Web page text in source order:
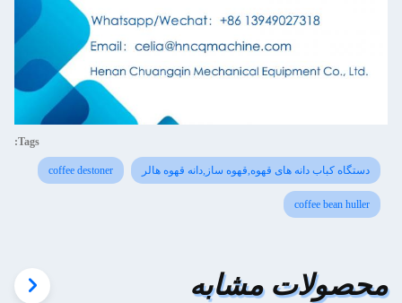
Tags:
دستگاه کباب دانه های قهوه,قهوه ساز,دانه قهوه هالر coffee destoner
coffee bean huller
محصولات مشابه